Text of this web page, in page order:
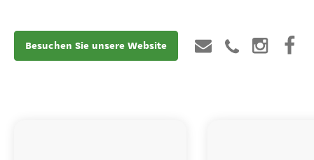
Besuchen Sie unsere Website